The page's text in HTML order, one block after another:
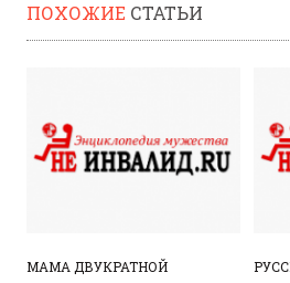
ПОХОЖИЕ СТАТЬИ
МАМА ДВУКРАТНОЙ